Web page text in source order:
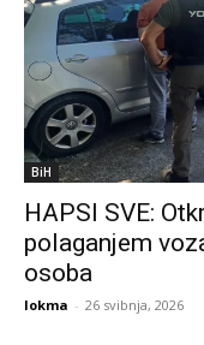
BiH
HAPSI SVE:
polaganjem
osoba
lokma - 26 svibnja, 2026